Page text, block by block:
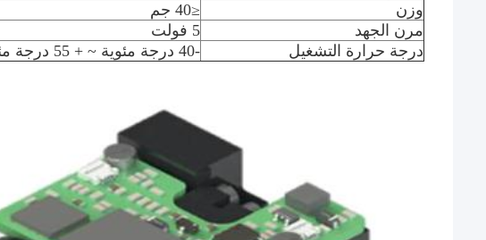
وزن
≤40 جم
مرن الجهد
5 فولت
درجة حرارة التشغيل
-40 درجة مئوية ~ + 55 درجة مئوية